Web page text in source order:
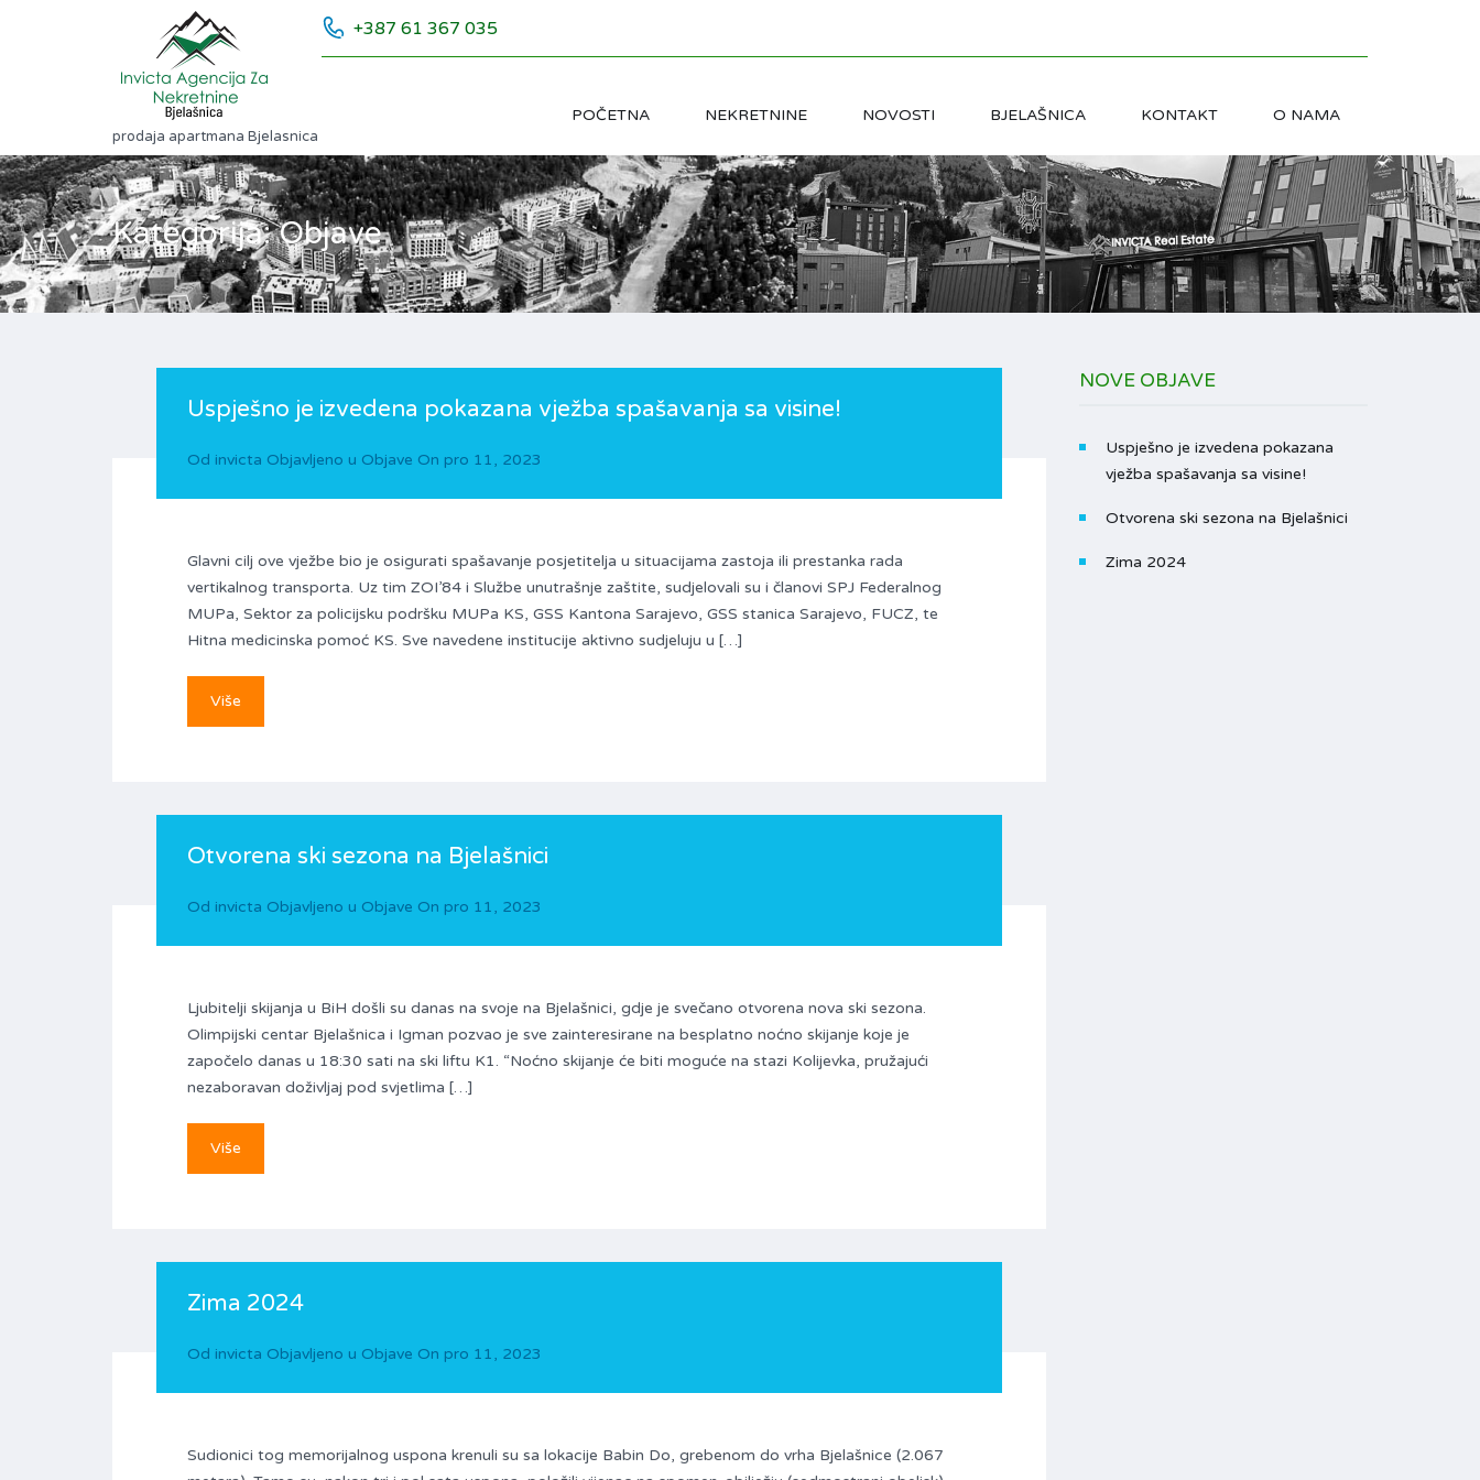
prodaja apartmana Bjelasnica
+387 61 367 035
POČETNA NEKRETNINE NOVOSTI BJELAŠNICA KONTAKT O NAMA
Kategorija: Objave
Uspješno je izvedena pokazana vježba spašavanja sa visine!
Od invicta Objavljeno u Objave On pro 11, 2023
Glavni cilj ove vježbe bio je osigurati spašavanje posjetitelja u situacijama zastoja ili prestanka rada
vertikalnog transporta. Uz tim ZOI’84 i Službe unutrašnje zaštite, sudjelovali su i članovi SPJ Federalnog
MUPa, Sektor za policijsku podršku MUPa KS, GSS Kantona Sarajevo, GSS stanica Sarajevo, FUCZ, te
Hitna medicinska pomoć KS. Sve navedene institucije aktivno sudjeluju u […]
Više
Otvorena ski sezona na Bjelašnici
Od invicta Objavljeno u Objave On pro 11, 2023
Ljubitelji skijanja u BiH došli su danas na svoje na Bjelašnici, gdje je svečano otvorena nova ski sezona.
Olimpijski centar Bjelašnica i Igman pozvao je sve zainteresirane na besplatno noćno skijanje koje je
započelo danas u 18:30 sati na ski liftu K1. “Noćno skijanje će biti moguće na stazi Kolijevka, pružajući
nezaboravan doživljaj pod svjetlima […]
Više
Zima 2024
Od invicta Objavljeno u Objave On pro 11, 2023
Sudionici tog memorijalnog uspona krenuli su sa lokacije Babin Do, grebenom do vrha Bjelašnice (2.067
NOVE OBJAVE
Uspješno je izvedena pokazana
vježba spašavanja sa visine!
Otvorena ski sezona na Bjelašnici
Zima 2024